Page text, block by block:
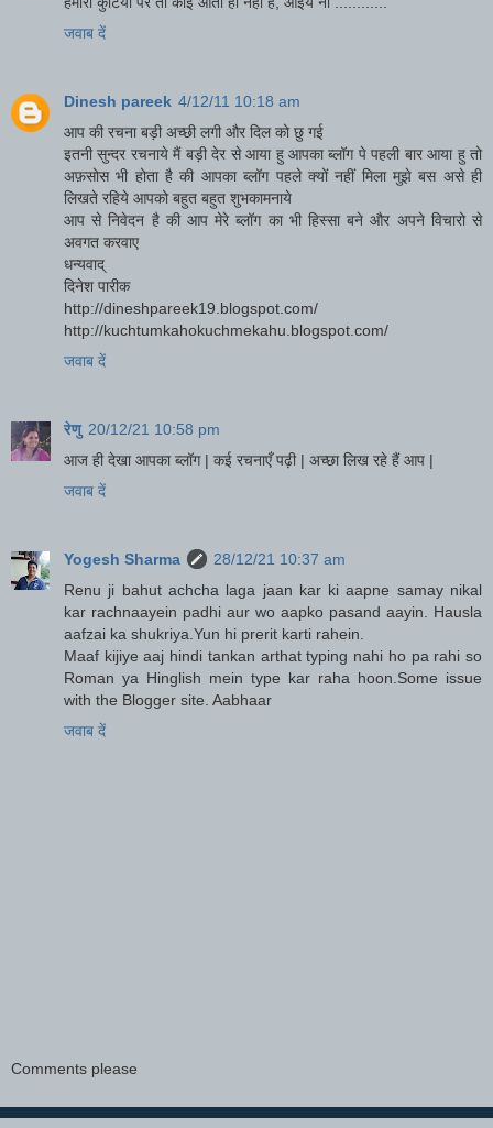
जवाब दें
Dinesh pareek 4/12/11 10:18 am
आप की रचना बड़ी अच्छी लगी और दिल को छु गई
इतनी सुन्दर रचनाये मैं बड़ी देर से आया हु आपका ब्लॉग पे पहली बार आया हु तो
अफ़सोस भी होता है की आपका ब्लॉग पहले क्यों नहीं मिला मुझे बस असे ही
लिखते रहिये आपको बहुत बहुत शुभकामनाये
आप से निवेदन है की आप मेरे ब्लॉग का भी हिस्सा बने और अपने विचारो से
अवगत करवाए
धन्यवाद्
दिनेश पारीक
http://dineshpareek19.blogspot.com/
http://kuchtumkahokuchmekahu.blogspot.com/
जवाब दें
रेणु 20/12/21 10:58 pm
आज ही देखा आपका ब्लॉग | कई रचनाएँ पढ़ी | अच्छा लिख रहे हैं आप |
जवाब दें
Yogesh Sharma
28/12/21 10:37 am
Renu ji bahut achcha laga jaan kar ki aapne samay nikal
kar rachnaayein padhi aur wo aapko pasand aayin. Hausla
aafzai ka shukriya.Yun hi prerit karti rahein.
Maaf kijiye aaj hindi tankan arthat typing nahi ho pa rahi so
Roman ya Hinglish mein type kar raha hoon.Some issue
with the Blogger site. Aabhaar
जवाब दें
Comments please